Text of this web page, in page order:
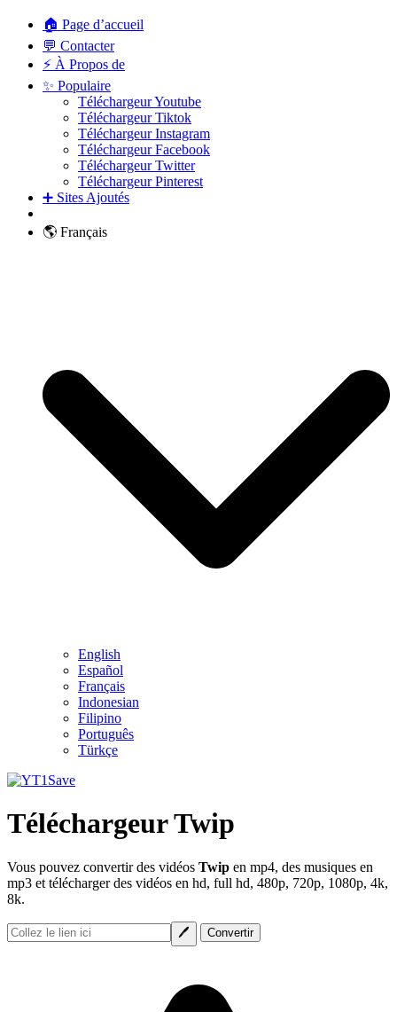
🏠 Page d’accueil
💬 Contacter
⚡ À Propos de
✨ Populaire
Téléchargeur Youtube
Téléchargeur Tiktok
Téléchargeur Instagram
Téléchargeur Facebook
Téléchargeur Twitter
Téléchargeur Pinterest
➕ Sites Ajoutés
🌎 Français
English
Español
Français
Indonesian
Filipino
Português
Türkçe
Téléchargeur Twip
Vous pouvez convertir des vidéos Twip en mp4, des musiques en
mp3 et télécharger des vidéos en hd, full hd, 480p, 720p, 1080p, 4k,
8k.